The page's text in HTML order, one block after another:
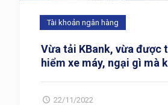
Tài khoản ngân hàng
Vừa tải KBank, vừa được
hiểm xe máy, ngại gì mà
22/11/2022